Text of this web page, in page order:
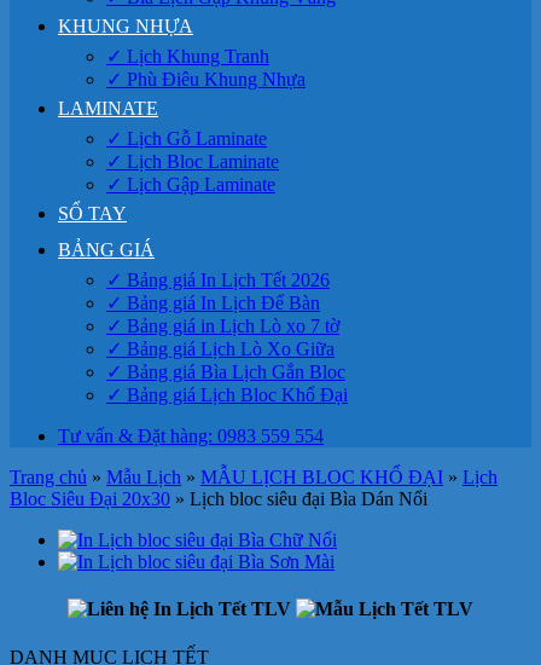
KHUNG NHỰA
✓ Lịch Khung Tranh
✓ Phù Điêu Khung Nhựa
LAMINATE
✓ Lịch Gỗ Laminate
✓ Lịch Bloc Laminate
✓ Lịch Gập Laminate
SỔ TAY
BẢNG GIÁ
✓ Bảng giá In Lịch Tết 2026
✓ Bảng giá In Lịch Để Bàn
✓ Bảng giá in Lịch Lò xo 7 tờ
✓ Bảng giá Lịch Lò Xo Giữa
✓ Bảng giá Bìa Lịch Gắn Bloc
✓ Bảng giá Lịch Bloc Khổ Đại
Tư vấn & Đặt hàng: 0983 559 554
Trang chủ » Mẫu Lịch » MẪU LỊCH BLOC KHỔ ĐẠI » Lịch
Bloc Siêu Đại 20x30 » Lịch bloc siêu đại Bìa Dán Nổi
DANH MỤC LỊCH TẾT